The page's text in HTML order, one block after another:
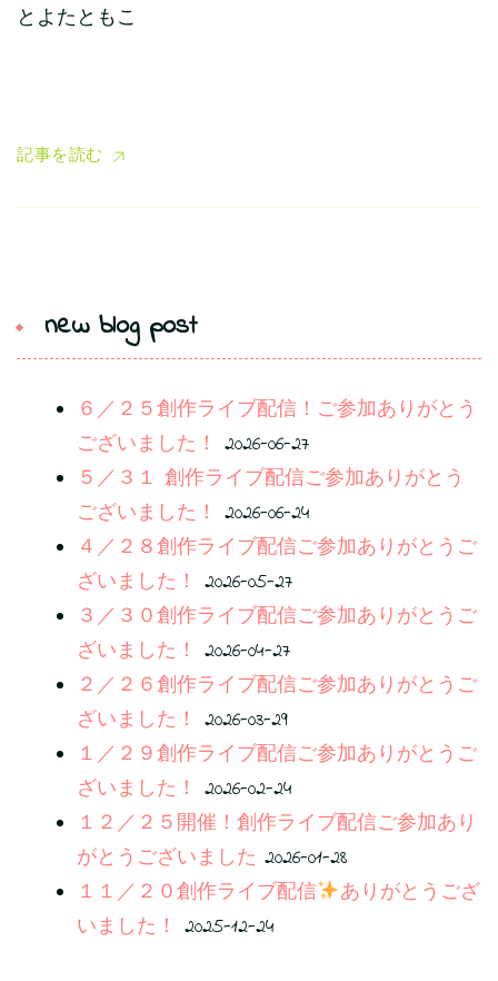
とよたともこ
記事を読む
new blog post
６／２５創作ライブ配信！ご参加ありがとう
ございました！ 2026-06-27
５／３１ 創作ライブ配信ご参加ありがとう
ございました！ 2026-06-24
４／２８創作ライブ配信ご参加ありがとうご
ざいました！ 2026-05-27
３／３０創作ライブ配信ご参加ありがとうご
ざいました！ 2026-04-27
２／２６創作ライブ配信ご参加ありがとうご
ざいました！ 2026-03-29
１／２９創作ライブ配信ご参加ありがとうご
ざいました！ 2026-02-24
１２／２５開催！創作ライブ配信ご参加あり
がとうございました 2026-01-28
１１／２０創作ライブ配信
ありがとうござ
いました！ 2025-12-24